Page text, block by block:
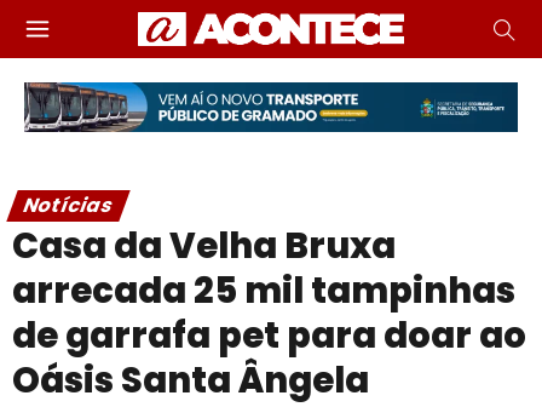
Notícias
Casa da Velha Bruxa
arrecada 25 mil tampinhas
de garrafa pet para doar ao
Oásis Santa Ângela